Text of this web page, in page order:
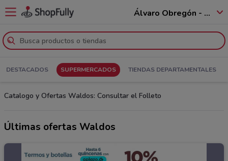
Álvaro Obregón - 01520
DESTACADOS SUPERMERCADOS TIENDAS DEPARTAMENTALES
Catalogo y Ofertas Waldos: Consultar el Folleto
Últimas ofertas Waldos